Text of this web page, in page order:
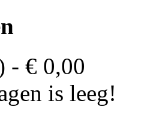
- € 0,00
is leeg!